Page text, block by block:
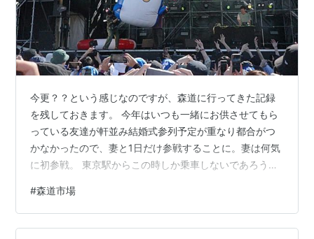
今更？？という感じなのですが、森道に行ってきた記録
を残しておきます。 今年はいつも一緒にお供させてもら
っている友達が軒並み結婚式参列予定が重なり都合がつ
かなかったので、妻と1日だけ参戦することに。妻は何気
に初参戦。 東京駅からこの時しか乗車しないであろうひ
う。なんだかんだ6回目ほどの参戦だが、何気に三河大塚
駅を使ったのは初めて。今までは友達の車で楽させても
らっていたからなあ。 三河大塚駅で乗っているほとんど
#森道市場